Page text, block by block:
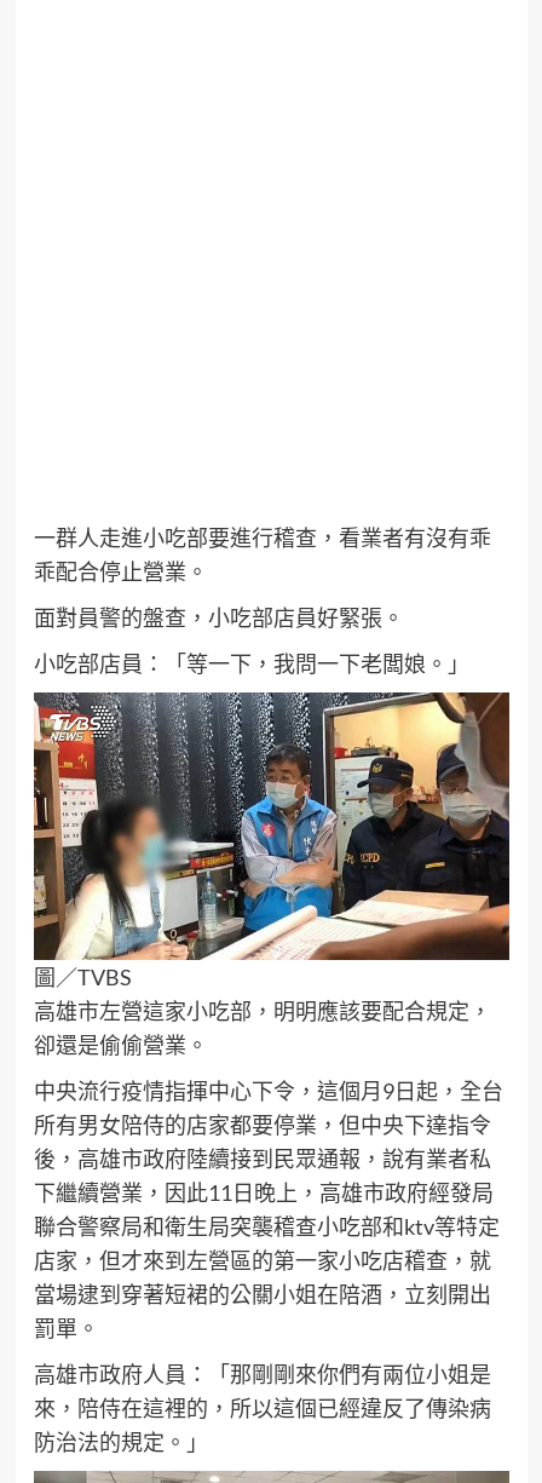
一群人走進小吃部要進行稽查，看業者有沒有乖
乖配合停止營業。
面對員警的盤查，小吃部店員好緊張。
小吃部店員：「等一下，我問一下老闆娘。」
圖／TVBS
高雄市左營這家小吃部，明明應該要配合規定，
卻還是偷偷營業。
中央流行疫情指揮中心下令，這個月9日起，全台
所有男女陪侍的店家都要停業，但中央下達指令
後，高雄市政府陸續接到民眾通報，說有業者私
下繼續營業，因此11日晚上，高雄市政府經發局
聯合警察局和衛生局突襲稽查小吃部和ktv等特定
店家，但才來到左營區的第一家小吃店稽查，就
當場逮到穿著短裙的公關小姐在陪酒，立刻開出
罰單。
高雄市政府人員：「那剛剛來你們有兩位小姐是
來，陪侍在這裡的，所以這個已經違反了傳染病
防治法的規定。」